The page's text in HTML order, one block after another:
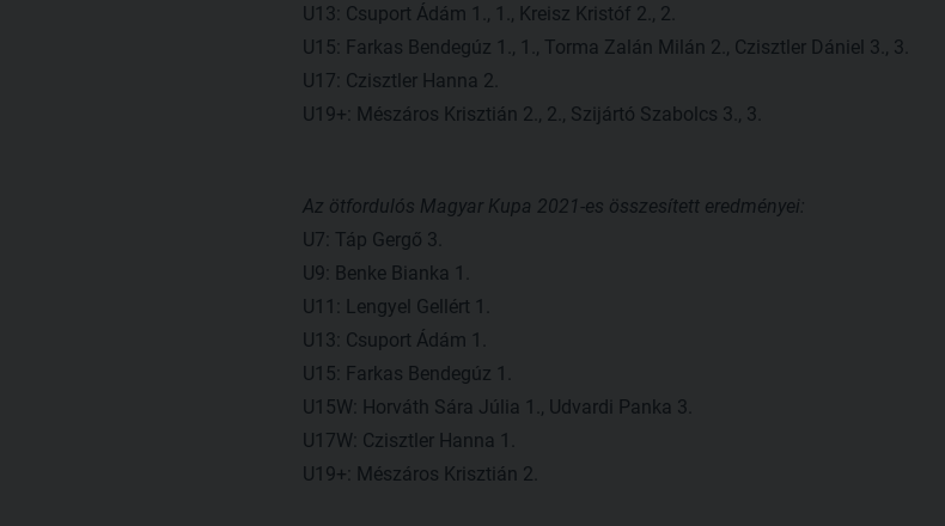
U13: Csuport Ádám 1., 1., Kreisz Kristóf 2., 2.
U15: Farkas Bendegúz 1., 1., Torma Zalán Milán 2., Czisztler Dániel 3., 3.
U17: Czisztler Hanna 2.
U19+: Mészáros Krisztián 2., 2., Szijártó Szabolcs 3., 3.
Az ötfordulós Magyar Kupa 2021-es összesített eredményei:
U7: Táp Gergő 3.
U9: Benke Bianka 1.
U11: Lengyel Gellért 1.
U13: Csuport Ádám 1.
U15: Farkas Bendegúz 1.
U15W: Horváth Sára Júlia 1., Udvardi Panka 3.
U17W: Czisztler Hanna 1.
U19+: Mészáros Krisztián 2.